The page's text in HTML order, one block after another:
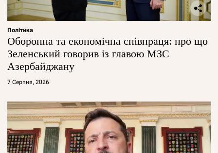
Політика
Оборонна та економічна співпраця: про що
Зеленський говорив із главою МЗС
Азербайджану
7 Серпня, 2026